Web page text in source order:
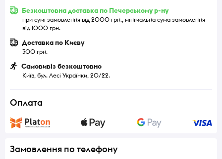
Безкоштовна доставка по Печерському р-ну
при сумі замовлення від 2000 грн., мінімальна сума замовлення
від 1000 грн.
Доставка по Києву
300 грн.
Самовивіз безкоштовно
Київ, бул. Лесі Українки, 20/22.
Оплата
Замовлення по телефону